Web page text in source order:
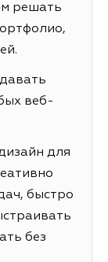
решать
веб-
для
быстро
без